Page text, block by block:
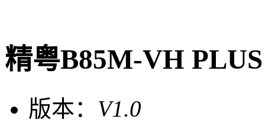
精粤B85M-VH
版本： V1.0